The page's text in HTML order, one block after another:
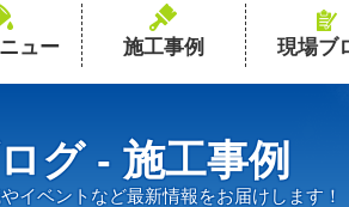
ュー 施工事例 現場ブ
グ - 施工事例
イベントなど最新情報をお届けします！